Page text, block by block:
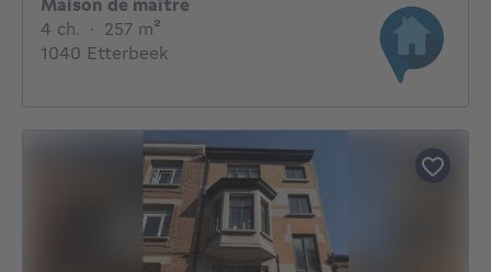
4 ch. 4 chambres
· 257 m²
1040 Etterbeek